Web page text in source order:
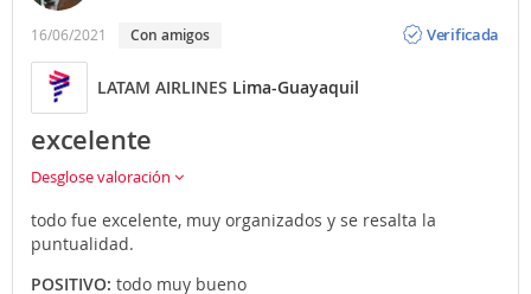
16/06/2021 Con amigos
Verificada
LATAM AIRLINES Lima-Guayaquil
excelente
Desglose valoración
todo fue excelente, muy organizados y se resalta la
puntualidad.
POSITIVO: todo muy bueno